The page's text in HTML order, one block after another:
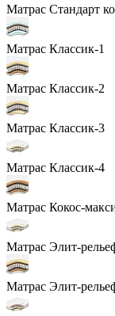
Матрас Стандарт
Матрас Классик-1
Матрас Классик-2
Матрас Классик-3
Матрас Классик-4
Матрас Кокос-
Матрас Элит-
Матрас Элит-